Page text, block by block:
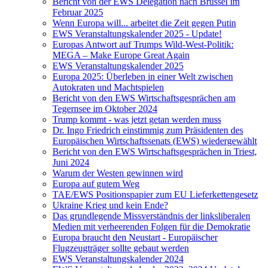
Februar 2025
Wenn Europa will... arbeitet die Zeit gegen Putin
EWS Veranstaltungskalender 2025 - Update!
Europas Antwort auf Trumps Wild-West-Politik:
MEGA – Make Europe Great Again
EWS Veranstaltungskalender 2025
Europa 2025: Überleben in einer Welt zwischen
Autokraten und Machtspielen
Bericht von den EWS Wirtschaftsgesprächen am
Tegernsee im Oktober 2024
Trump kommt - was jetzt getan werden muss
Dr. Ingo Friedrich einstimmig zum Präsidenten des
Europäischen Wirtschaftssenats (EWS) wiedergewählt
Bericht von den EWS Wirtschaftsgesprächen in Triest,
Juni 2024
Warum der Westen gewinnen wird
Europa auf gutem Weg
TAE/EWS Positionspapier zum EU Lieferkettengesetz
Ukraine Krieg und kein Ende?
Das grundlegende Missverständnis der linksliberalen
Medien mit verheerenden Folgen für die Demokratie
Europa braucht den Neustart - Europäischer
Flugzeugträger sollte gebaut werden
EWS Veranstaltungskalender 2024